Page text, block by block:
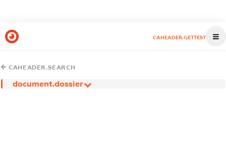
CAHEADER.GETTEST
CAHEADER.SEARCH
document.dossier